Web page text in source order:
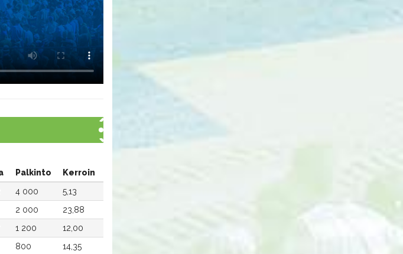
Palkinto
Kerroin
4 000
5,13
2 000
23,88
1 200
12,00
800 14,35